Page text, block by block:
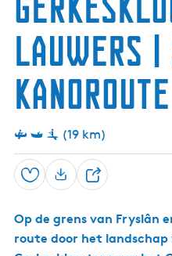
Lauwers |
kanoroute
(19 km)
Opslaan
D
e
l
Op de grens van Fryslân
route door het landschap